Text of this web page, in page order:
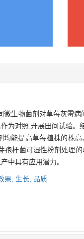
生物菌剂对草莓灰霉
为对照,开展田间试验
能提高草莓植株的株
孢杆菌可湿性粉剂处理
中具有应用潜力。
果, 生长, 品质